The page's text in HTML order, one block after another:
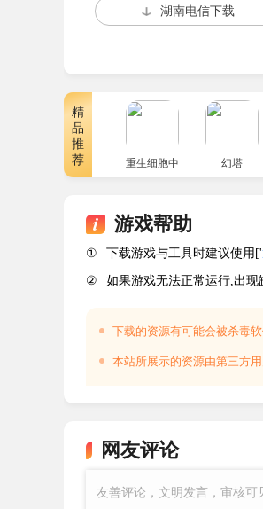
以 “潜行优先” 为核心
音带等叙事碎片，可拼凑黑
系统需求
最低配置：
显卡：Nvidia GeForce
DirectX 版本：11
湖南电信下载
精
品
推
荐
重生细胞中文版 幻塔
游戏帮助
① 下载游戏与工具时建议使用['
② 如果游戏无法正常运行,出
下载的资源有可能会被杀毒
本站所展示的资源由第三方
网友评论